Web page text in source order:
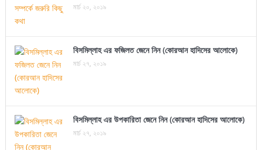
মার্চ ২০, ২০১৯
বিসমিল্লাহ এর ফজিলত জেনে নিন (কোরআন হাদিসের আলোকে)
মার্চ ২৭, ২০১৯
বিসমিল্লাহ এর উপকারিতা জেনে নিন (কোরআন হাদিসের আলোকে)
মার্চ ২৭, ২০১৯